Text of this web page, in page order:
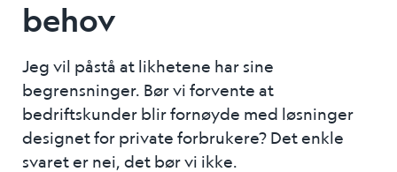
behov
Jeg vil påstå at likhetene har sine
begrensninger. Bør vi forvente at
bedriftskunder blir fornøyde med løsninger
designet for private forbrukere? Det enkle
svaret er nei, det bør vi ikke.